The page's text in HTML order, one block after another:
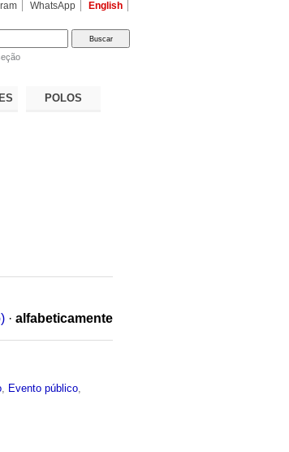
WhatsApp English
POLOS
· alfabeticamente
Evento público